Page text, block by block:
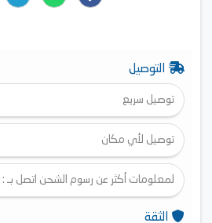
التوصيل
توصيل سريع
توصيل لأي مكان
لمعلومات أكثر عن رسوم الشحن اتصل بـ : 01116828111
الثقة